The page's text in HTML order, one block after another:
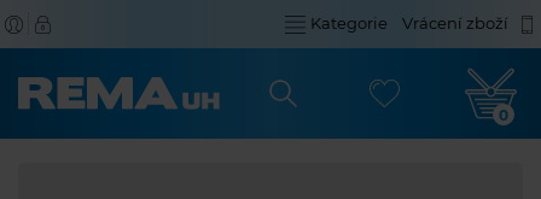
Kategorie Vrácení zboží
0